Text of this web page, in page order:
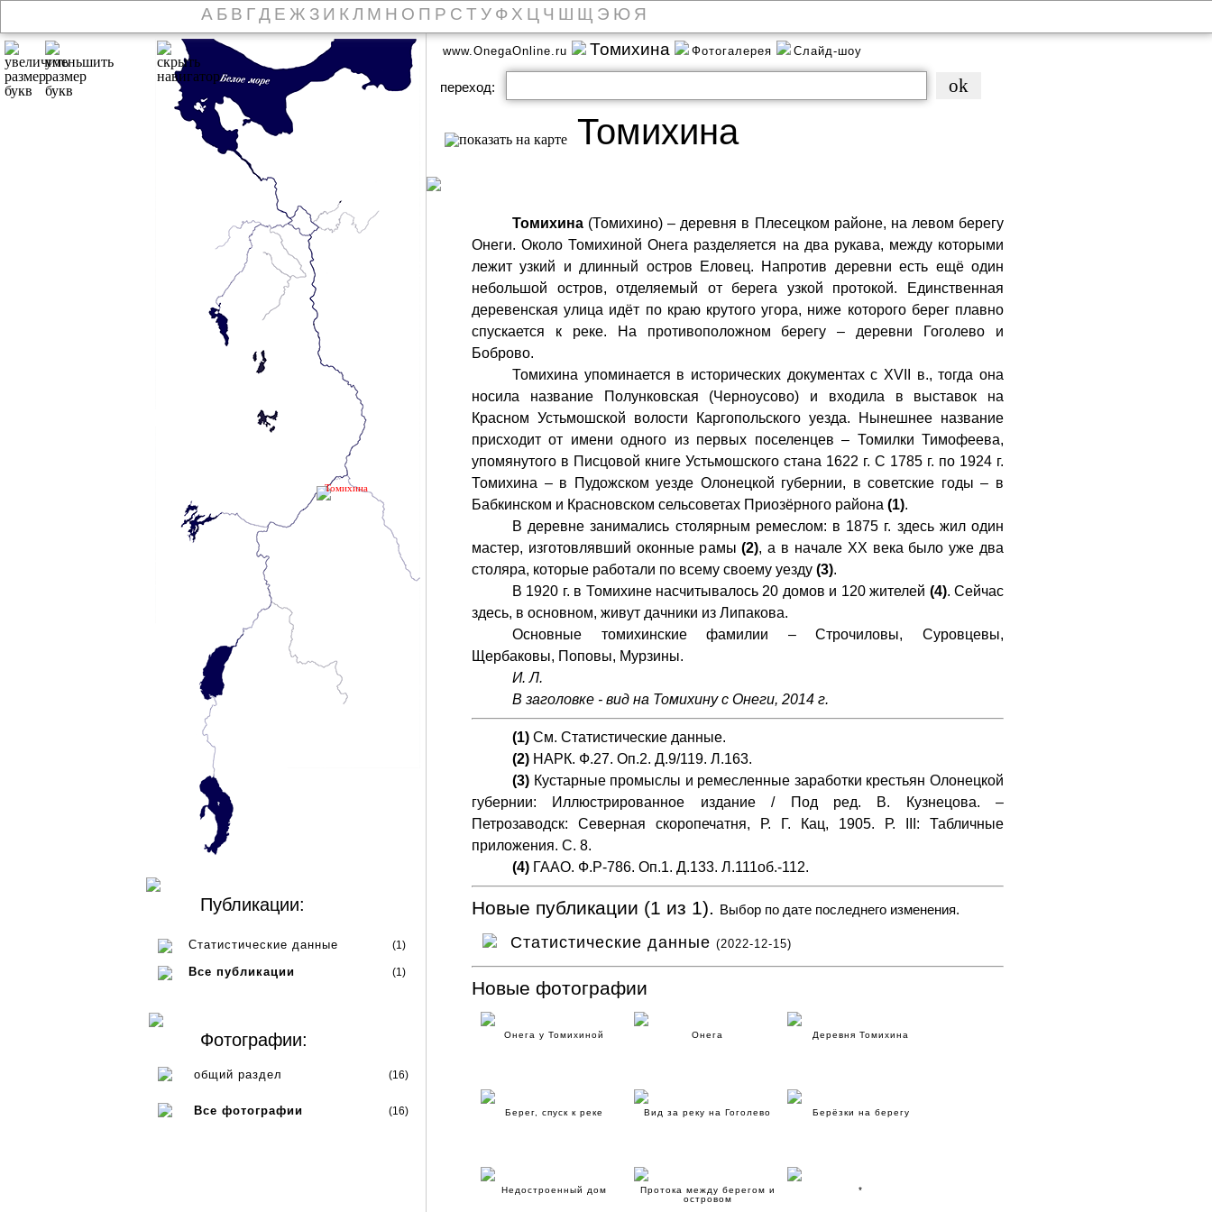
А Б В ГД Е Ж З И К Л М Н О П Р С Т У Ф Х Ц Ч Ш Щ Э Ю Я
Томихина
Публикации:
Статистические данные (1)
Все публикации (1)
Фотографии:
общий раздел (16)
Все фотографии (16)
www.OnegaOnline.ru Томихина Фотогалерея Слайд-шоу
переход:
Томихина
Томихина (Томихино) – деревня в Плесецком районе, на левом берегу
Онеги. Около Томихиной Онега разделяется на два рукава, между которыми
лежит узкий и длинный остров Еловец. Напротив деревни есть ещё один
небольшой остров, отделяемый от берега узкой протокой. Единственная
деревенская улица идёт по краю крутого угора, ниже которого берег плавно
спускается к реке. На противоположном берегу – деревни Гоголево и
Боброво.
Томихина упоминается в исторических документах с XVII в., тогда она
носила название Полунковская (Черноусово) и входила в выставок на
Красном Устьмошской волости Каргопольского уезда. Нынешнее название
присходит от имени одного из первых поселенцев – Томилки Тимофеева,
упомянутого в Писцовой книге Устьмошского стана 1622 г. С 1785 г. по 1924 г.
Томихина – в Пудожском уезде Олонецкой губернии, в советские годы – в
Бабкинском и Красновском сельсоветах Приозёрного района (1).
В деревне занимались столярным ремеслом: в 1875 г. здесь жил один
мастер, изготовлявший оконные рамы(2), а в начале XX века было уже два
столяра, которые работали по всему своему уезду (3).
В 1920 г. в Томихине насчитывалось 20 домов и 120 жителей (4). Сейчас
здесь, в основном, живут дачники из Липакова.
Основные томихинские фамилии – Строчиловы, Суровцевы,
Щербаковы, Поповы, Мурзины.
И. Л.
В заголовке - вид на Томихину с Онеги, 2014 г.
(1) См. Статистические данные.
(2) НАРК. Ф.27. Оп.2. Д.9/119. Л.163.
(3) Кустарные промыслы и ремесленные заработки крестьян Олонецкой
губернии: Иллюстрированное издание / Под ред. В. Кузнецова. –
Петрозаводск: Северная скоропечатня, Р. Г. Кац, 1905. Р. III: Табличные
приложения. С. 8.
(4) ГААО. Ф.Р-786. Оп.1. Д.133. Л.111об.-112.
Новые публикации (1 из 1). Выбор по дате последнего изменения.
Статистические данные (2022-12-15)
Новые фотографии
Онега у Томихиной Онега Деревня Томихина
Берег, спуск к реке Вид за реку на Гоголево Берёзки на берегу
Недостроенный дом
Протока между берегом и
островом
*